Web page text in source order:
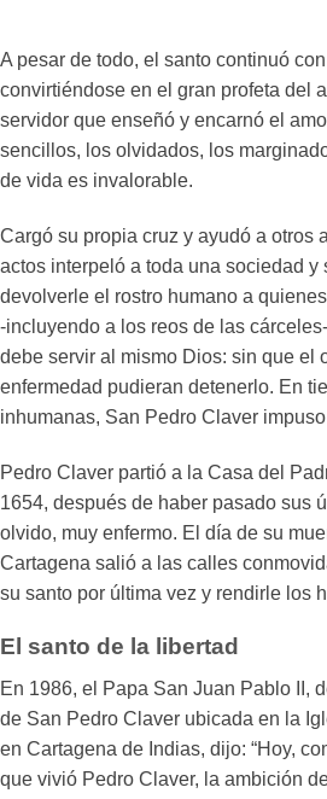
A pesar de todo, el santo continuó
convirtiéndose en el gran profeta del
servidor que enseñó y encarnó el
sencillos, los olvidados, los
de vida es invalorable.
Cargó su propia cruz y ayudó a otros
actos interpeló a toda una sociedad y
devolverle el rostro humano a
-incluyendo a los reos de las
debe servir al mismo Dios: sin que el
enfermedad pudieran detenerlo. En
inhumanas, San Pedro Claver
Pedro Claver partió a la Casa del
1654, después de haber pasado sus
olvido, muy enfermo. El día de su
Cartagena salió a las calles
su santo por última vez y rendirle los
El santo de la libertad
En 1986, el Papa San Juan Pablo II,
de San Pedro Claver ubicada en la
en Cartagena de Indias, dijo: “Hoy,
que vivió Pedro Claver, la ambición